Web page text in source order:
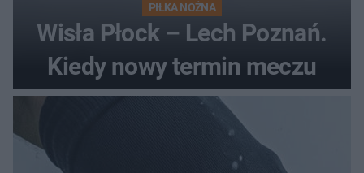
PIŁKA NOŻNA
Wisła Płock – Lech Poznań.
Kiedy nowy termin meczu